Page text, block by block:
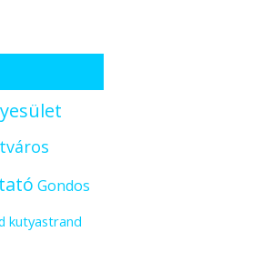
Gondos
kutyastrand